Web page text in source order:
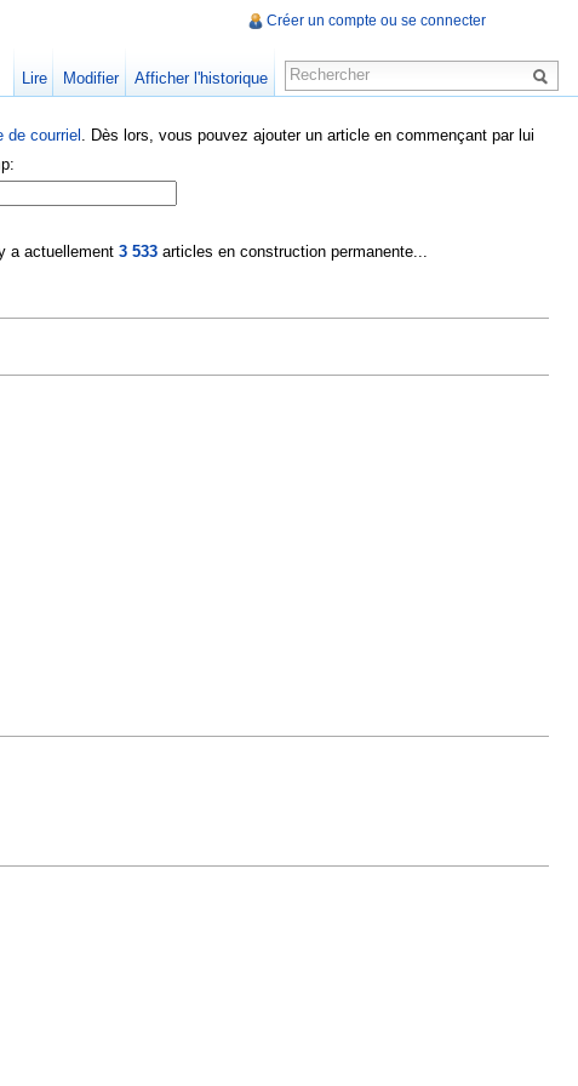
de courriel . Dès lors, vous pouvez ajouter un article en commençant par lui
a actuellement 3 533articles en construction permanente...
Créer un compte ou se connecter
Lire Modifier Afficher l'historique